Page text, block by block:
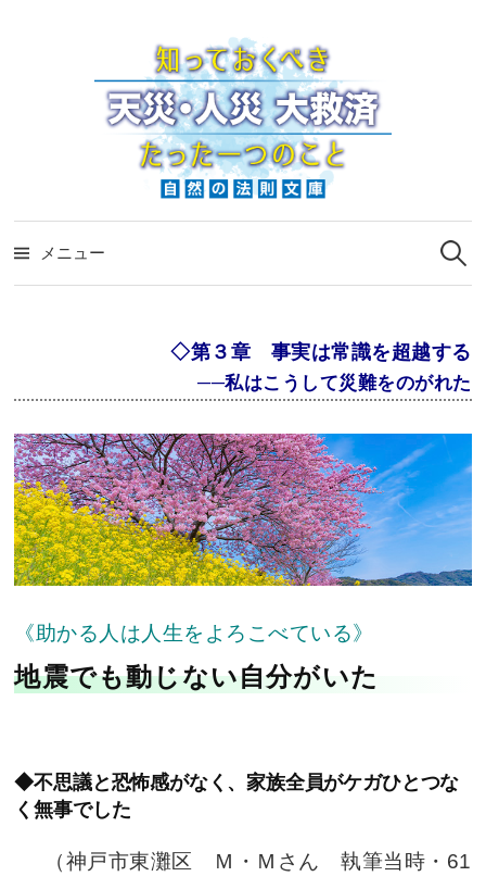
ッ
プ
メニュー
索:
◇第３章 事実は常識を超越する
──私はこうして災難をのがれた
《助かる人は人生をよろこべている》
地震でも動じない自分がいた
◆不思議と恐怖感がなく、家族全員がケガひとつな
く無事でした
（神戸市東灘区 Ｍ・Ｍさん 執筆当時・61